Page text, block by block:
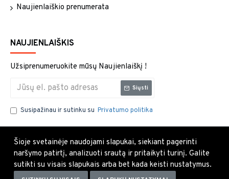
Naujienlaiškio prenumerata
NAUJIENLAIŠKIS
Užsiprenumeruokite mūsų Naujienlaiškį !
Siųsti
Susipažinau ir sutinku su Privatumo politika
Šioje svetainėje naudojami slapukai, siekiant pagerinti
naršymo patirtį, analizuoti srautą ir pritaikyti turinį. Galite
sutikti su visais slapukais arba bet kada keisti nustatymus.